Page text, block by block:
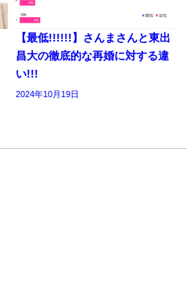
【最低!!!!!!】さんまさんと東出
昌大の徹底的な再婚に対する違
い!!!
2024年10月19日